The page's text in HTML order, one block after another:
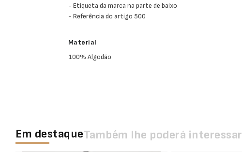
- Etiqueta da marca na parte de baixo
- Referência do artigo 500
Material
100% Algodão
Em destaqueTambém lhe poderá interessar